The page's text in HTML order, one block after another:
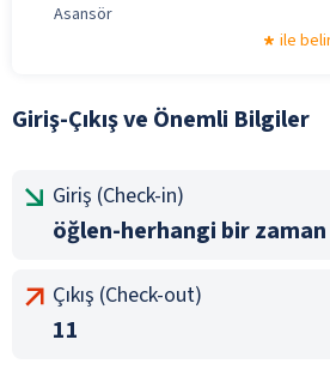
Asansör
ile
Giriş-Çıkış ve Önemli Bilgiler
Giriş (Check-in)
öğlen-herhangi bir zaman
Çıkış (Check-out)
11